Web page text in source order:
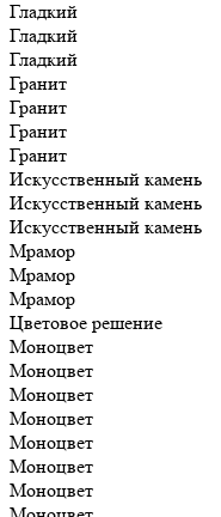
Гладкий
Гладкий
Гладкий
Гранит
Гранит
Гранит
Гранит
Искусственный камень
Искусственный камень
Искусственный камень
Мрамор
Мрамор
Мрамор
Цветовое решение
Моноцвет
Моноцвет
Моноцвет
Моноцвет
Моноцвет
Моноцвет
Моноцвет